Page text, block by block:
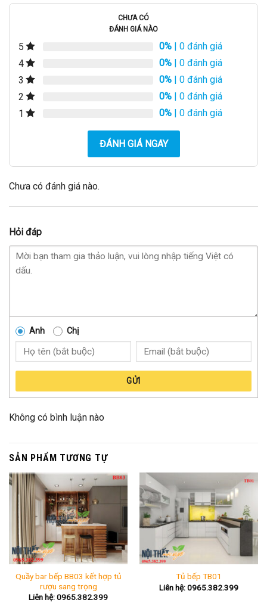
CHƯA CÓ
ĐÁNH GIÁ NÀO
5 0% | 0 đánh giá
4
0% | 0 đánh giá
3
0% | 0 đánh giá
2
0% | 0 đánh giá
1
0% | 0 đánh giá
ĐÁNH GIÁ NGAY
Chưa có đánh giá nào.
Hỏi đáp
Anh Chị
GỬI
Không có bình luận nào
SẢN PHẨM TƯƠNG TỰ
Quầy bar bếp BB03 kết hợp tủ
rượu sang trọng
Liên hệ: 0965.382.399
Tủ bếp TB01
Liên hệ: 0965.382.399